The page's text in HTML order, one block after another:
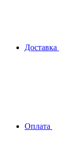
Доставка
Оплата